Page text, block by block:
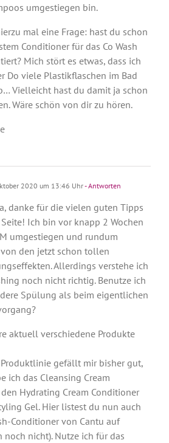
umgestiegen bin.
mal eine Frage: hast du schon
Conditioner für das Co Wash
Mich stört es etwas, dass ich
Do viele Plastikflaschen im Bad
Vielleicht hast du damit ja schon
Wäre schön von dir zu hören.
2020 um 13:46 Uhr- Antworten
danke für die vielen guten Tipps
Ich bin vor knapp 2 Wochen
umgestiegen und rundum
den jetzt schon tollen
Allerdings verstehe ich
noch nicht richtig. Benutze ich
Spülung als beim eigentlichen
aktuell verschiedene Produkte
gefällt mir bisher gut,
ich das Cleansing Cream
Hydrating Cream Conditioner
Gel. Hier listest du nun auch
Conditioner von Cantu auf
noch nicht). Nutze ich für das